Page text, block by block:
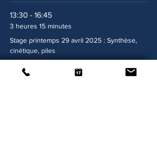
13:30 - 16:45
3 heures 15 minutes
Stage printemps 29 avril 2025 : Synthèse,
cinétique, piles